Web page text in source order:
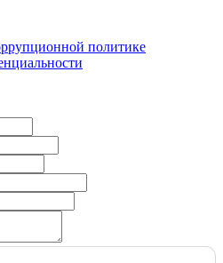
политике